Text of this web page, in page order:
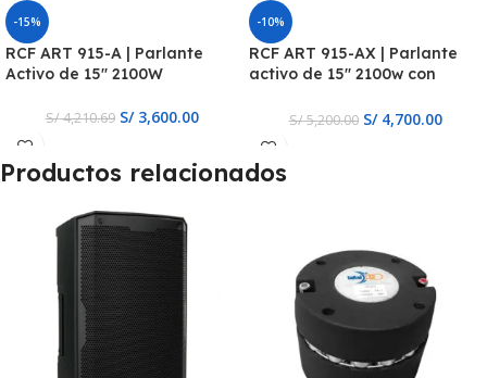
-15%
RCF ART 915-A | Parlante
Activo de 15″ 2100W
S/4,210.69 S/3,600.00
-10%
RCF ART 915-AX | Parlante
activo de 15″ 2100w con
S/5,200.00 S/4,700.00
Productos relacionados